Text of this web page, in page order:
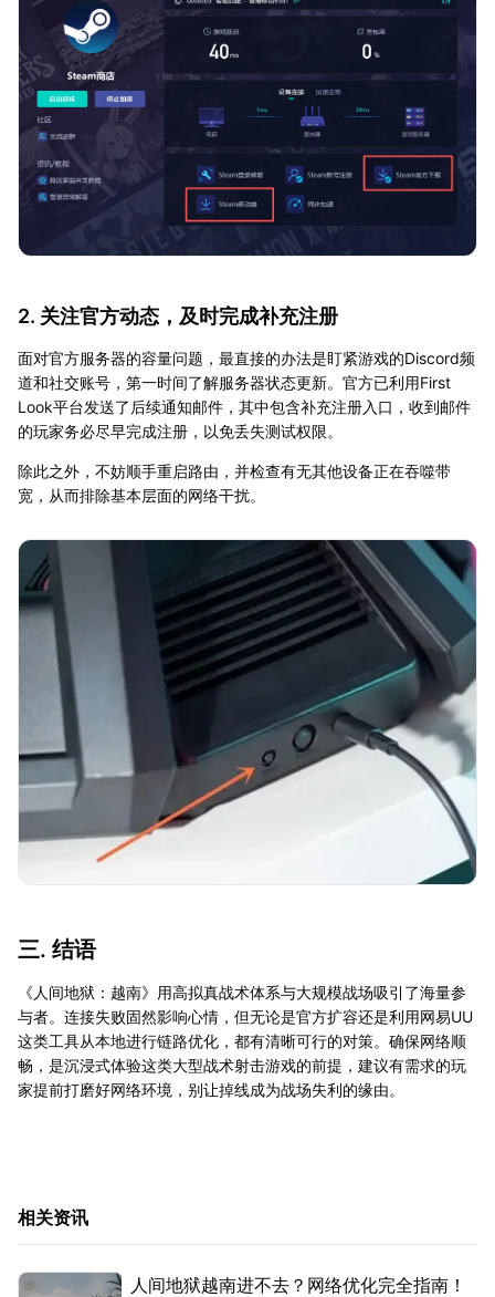
2. 关注官方动态，及时完成补充注册
面对官方服务器的容量问题，最直接的办法是盯紧游戏的Discord频
道和社交账号，第一时间了解服务器状态更新。官方已利用First
Look平台发送了后续通知邮件，其中包含补充注册入口，收到邮件
的玩家务必尽早完成注册，以免丢失测试权限。
除此之外，不妨顺手重启路由，并检查有无其他设备正在吞噬带
宽，从而排除基本层面的网络干扰。
三. 结语
《人间地狱：越南》用高拟真战术体系与大规模战场吸引了海量参
与者。连接失败固然影响心情，但无论是官方扩容还是利用网易UU
这类工具从本地进行链路优化，都有清晰可行的对策。确保网络顺
畅，是沉浸式体验这类大型战术射击游戏的前提，建议有需求的玩
家提前打磨好网络环境，别让掉线成为战场失利的缘由。
相关资讯
人间地狱越南进不去？网络优化完全指南！